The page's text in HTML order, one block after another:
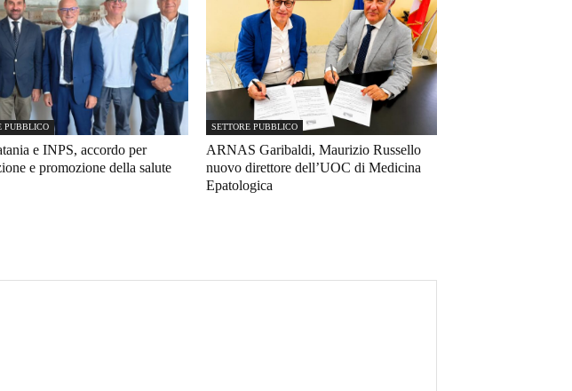
PUBBLICO
e INPS, accordo per
e promozione della salute
SETTORE PUBBLICO
ARNAS Garibaldi, Maurizio Russello
nuovo direttore dell’UOC di Medicina
Epatologica